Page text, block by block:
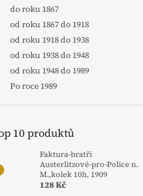
do roku 1867
od roku 1867 do 1918
od roku 1918 do 1938
od roku 1938 do 1948
od roku 1948 do 1989
Po roce 1989
10 produktů
Faktura-bratři
Austerlitzové-pro-Police n.
M.,kolek 10h, 1909
128 Kč